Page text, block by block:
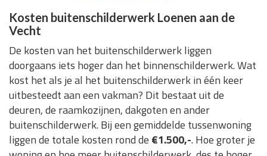
Kosten buitenschilderwerk Loenen aan de
Vecht
De kosten van het buitenschilderwerk liggen
doorgaans iets hoger dan het binnenschilderwerk. Wat
kost het als je al het buitenschilderwerk in één keer
uitbesteedt aan een vakman? Dit bestaat uit de
deuren, de raamkozijnen, dakgoten en ander
buitenschilderwerk. Bij een gemiddelde tussenwoning
liggen de totale kosten rond de €1.500,-. Hoe groter je